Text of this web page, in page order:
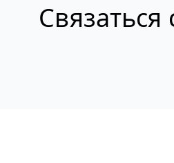
Связаться